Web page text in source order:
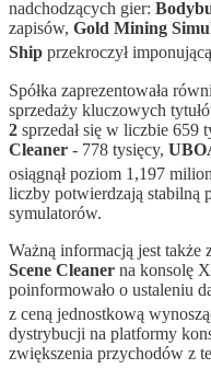
nadchodzących gier:
zapisów, Gold Mining
Ship przekroczył
Spółka zaprezentowała
sprzedaży kluczowych
2 sprzedał się w liczbie 659
Cleaner - 778 tysięcy,
osiągnął poziom 1,197
liczby potwierdzają stabilną
symulatorów.
Ważną informacją jest także
Scene Cleaner na konsolę
poinformowało o ustaleniu
z ceną jednostkową
dystrybucji na platformy
zwiększenia przychodów z